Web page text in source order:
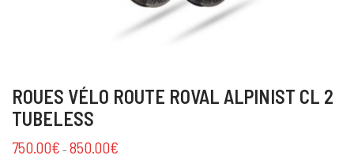
ROUES VÉLO ROUTE ROVAL ALPINIST CL 2
TUBELESS
750.00€ –850.00€